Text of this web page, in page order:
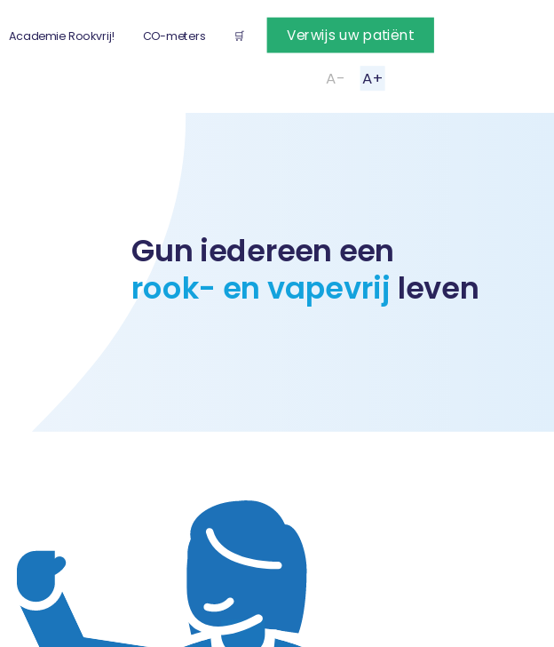
Academie Rookvrij! CO-meters 🛒 Verwijs uw patiënt
A- A+
Gun iedereen een
rook- en vapevrij leven